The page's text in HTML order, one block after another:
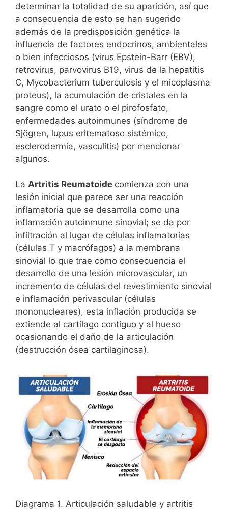
determinar la totalidad de su aparición, así que
a consecuencia de esto se han sugerido
además de la predisposición genética la
influencia de factores endocrinos, ambientales
o bien infecciosos (virus Epstein-Barr (EBV),
retrovirus, parvovirus B19, virus de la hepatitis
C, Mycobacterium tuberculosis y el micoplasma
proteus), la acumulación de cristales en la
sangre como el urato o el pirofosfato,
enfermedades autoinmunes (síndrome de
Sjögren, lupus eritematoso sistémico,
esclerodermia, vasculitis) por mencionar
algunos.
La Artritis Reumatoide comienza con una
lesión inicial que parece ser una reacción
inflamatoria que se desarrolla como una
inflamación autoinmune sinovial; se da por
infiltración al lugar de células inflamatorias
(células T y macrófagos) a la membrana
sinovial lo que trae como consecuencia el
desarrollo de una lesión microvascular, un
incremento de células del revestimiento sinovial
e inflamación perivascular (células
mononucleares), esta inflación producida se
extiende al cartílago contiguo y al hueso
ocasionando el daño de la articulación
(destrucción ósea cartilaginosa).
Diagrama 1. Articulación saludable y artritis